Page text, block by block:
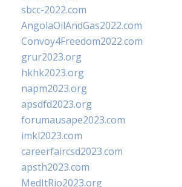
sbcc-2022.com
AngolaOilAndGas2022.com
Convoy4Freedom2022.com
grur2023.org
hkhk2023.org
napm2023.org
apsdfd2023.org
forumausape2023.com
imkl2023.com
careerfaircsd2023.com
apsth2023.com
MedItRio2023.org